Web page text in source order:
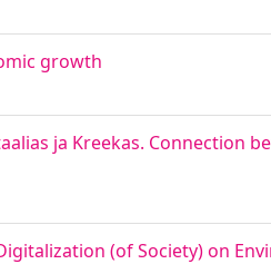
growth
ja Kreekas. Connection
(of Society) on